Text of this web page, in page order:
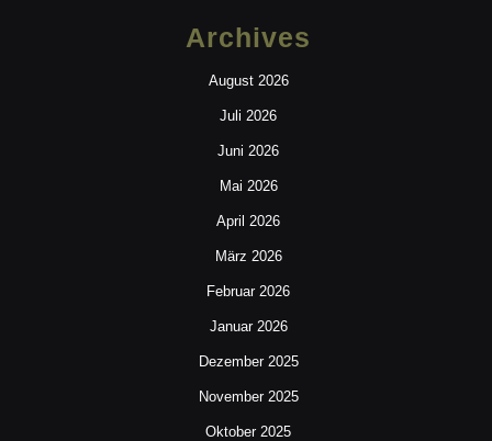
Archives
August 2026
Juli 2026
Juni 2026
Mai 2026
April 2026
März 2026
Februar 2026
Januar 2026
Dezember 2025
November 2025
Oktober 2025